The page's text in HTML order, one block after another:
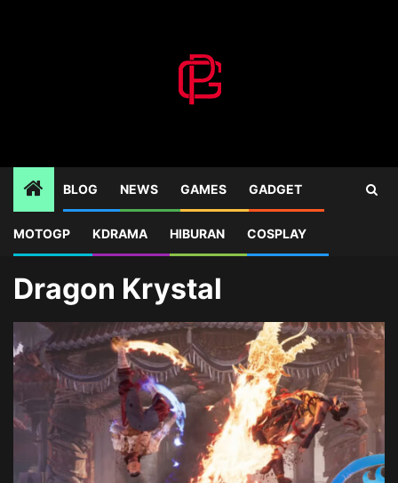
BLOG NEWS GAMES GADGET
MOTOGP KDRAMA HIBURAN COSPLAY
Home Blog Dragon Krystal
Dragon Krystal